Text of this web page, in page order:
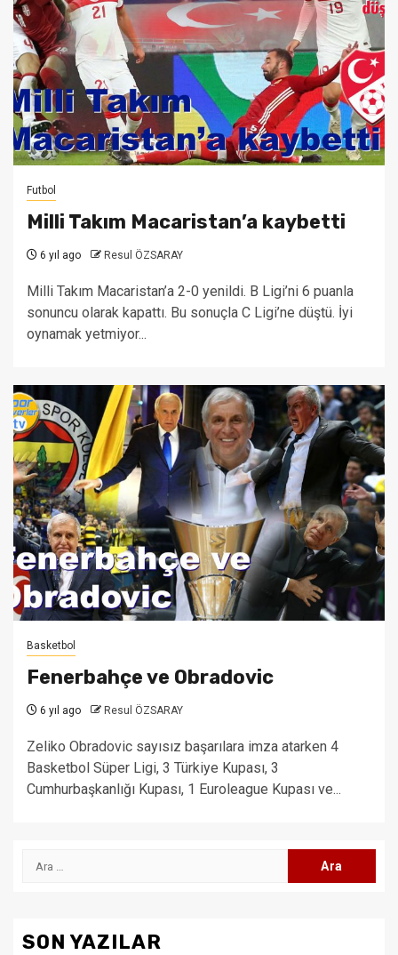
Futbol
Milli Takım Macaristan’a kaybetti
6 yıl ago Resul ÖZSARAY
Milli Takım Macaristan’a 2-0 yenildi. B Ligi’ni 6 puanla
sonuncu olarak kapattı. Bu sonuçla C Ligi’ne düştü. İyi
oynamak yetmiyor...
Basketbol
Fenerbahçe ve Obradovic
6 yıl ago Resul ÖZSARAY
Zeliko Obradovic sayısız başarılara imza atarken 4
Basketbol Süper Ligi, 3 Türkiye Kupası, 3
Cumhurbaşkanlığı Kupası, 1 Euroleague Kupası ve...
Arama:
SON YAZILAR